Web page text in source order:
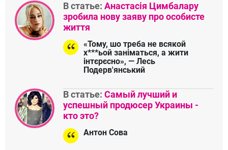
В статье: Анастасія Цимбалару
зробила нову заяву про особисте
життя
«Тому, шо треба не всякой
х***ьой заніматься, а жити
інтєрєсно», — Лесь
Подерв'янський
В статье: Самый лучший и
успешный продюсер Украины -
кто это?
Антон Сова